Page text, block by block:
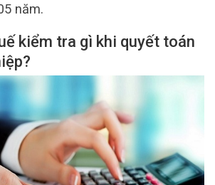
năm.
kiểm tra gì khi quyết toán